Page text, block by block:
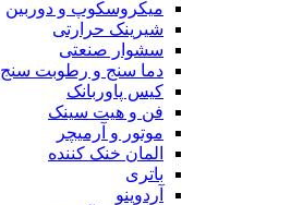
میکروسکوپ و دوربین
شیرینک حرارتی
سشوار صنعتی
دما سنج و رطوبت سنج
کیس پاوربانک
فن و هیت سینک
موتور و آرمیچر
المان خنک کننده
باتری
آردوینو